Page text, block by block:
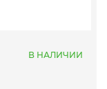
В НАЛИЧИИ